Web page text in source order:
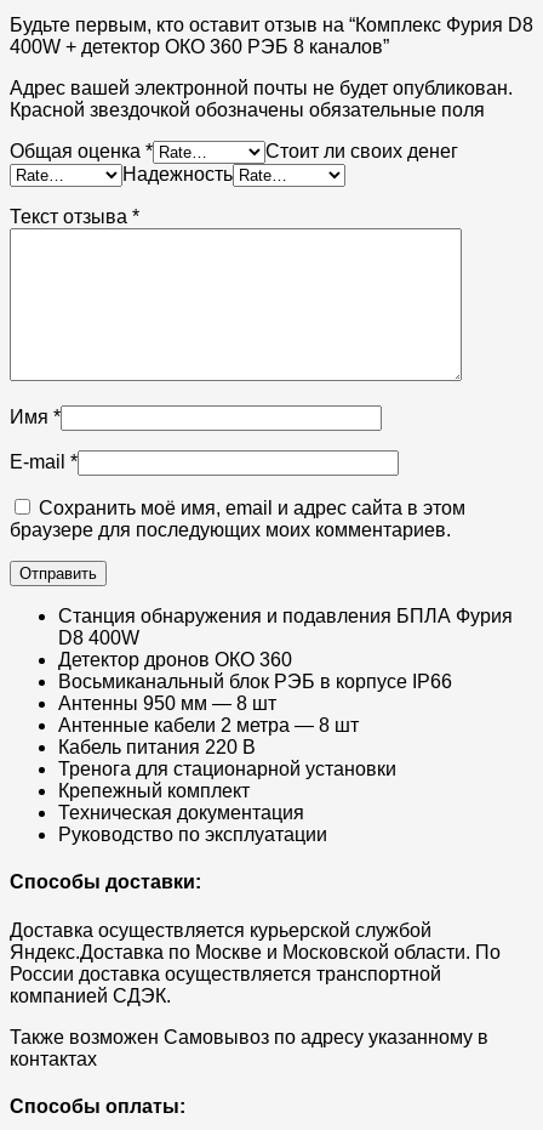
Будьте первым, кто оставит отзыв на “Комплекс Фурия D8
400W + детектор ОКО 360 РЭБ 8 каналов”
Адрес вашей электронной почты не будет опубликован.
Красной звездочкой обозначены обязательные поля
Общая оценка *
Стоит ли своих денег
Надежность
Текст отзыва *
Имя *
E-mail *
Сохранить моё имя, email и адрес сайта в этом
браузере для последующих моих комментариев.
Станция обнаружения и подавления БПЛА Фурия
D8 400W
Детектор дронов ОКО 360
Восьмиканальный блок РЭБ в корпусе IP66
Антенны 950 мм — 8 шт
Антенные кабели 2 метра — 8 шт
Кабель питания 220 В
Тренога для стационарной установки
Крепежный комплект
Техническая документация
Руководство по эксплуатации
Способы доставки:
Доставка осуществляется курьерской службой
Яндекс.Доставка по Москве и Московской области. По
России доставка осуществляется транспортной
компанией СДЭК.
Также возможен Самовывоз по адресу указанному в
контактах
Способы оплаты: